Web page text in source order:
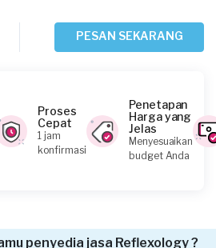
PESAN SEKARANG
Proses
Cepat
1 jam
konfirmasi
Penetapan
Harga yang
Jelas
Menyesuaikan
budget Anda
penyedia jasa Reflexology ?